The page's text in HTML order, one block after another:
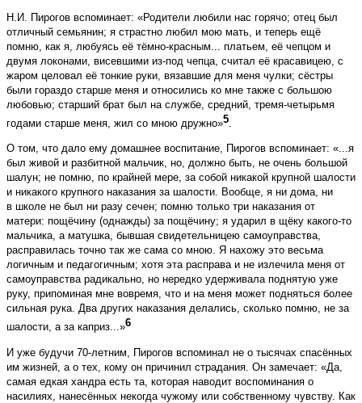
Н.И. Пирогов вспоминает: «Родители любили нас горячо; отец был
отличный семьянин; я страстно любил мою мать, и теперь ещё
помню, как я, любуясь её тёмно-красным... платьем, её чепцом и
двумя локонами, висевшими из-под чепца, считал её красавицею, с
жаром целовал её тонкие руки, вязавшие для меня чулки; сёстры
были гораздо старше меня и относились ко мне также с большою
любовью; старший брат был на службе, средний, тремя-четырьмя
годами старше меня, жил со мною дружно»5.
О том, что дало ему домашнее воспитание, Пирогов вспоминает: «...я
был живой и разбитной мальчик, но, должно быть, не очень большой
шалун; не помню, по крайней мере, за собой никакой крупной шалости
и никакого крупного наказания за шалости. Вообще, я ни дома, ни
в школе не был ни разу сечен; помню только три наказания от
матери: пощёчину (однажды) за пощёчину; я ударил в щёку какого-то
мальчика, а матушка, бывшая свидетельницею самоуправства,
расправилась точно так же сама со мною. Я нахожу это весьма
логичным и педагогичным; хотя эта расправа и не излечила меня от
самоуправства радикально, но нередко удерживала поднятую уже
руку, припоминая мне вовремя, что и на меня может подняться более
сильная рука. Два других наказания делались, сколько помню, не за
шалости, а за каприз...»6
И уже будучи 70-летним, Пирогов вспоминал не о тысячах спасённых
им жизней, а о тех, кому он причинил страдания. Он замечает: «Да,
самая едкая хандра есть та, которая наводит воспоминания о
насилиях, нанесённых некогда чужому или собственному чувству. Как